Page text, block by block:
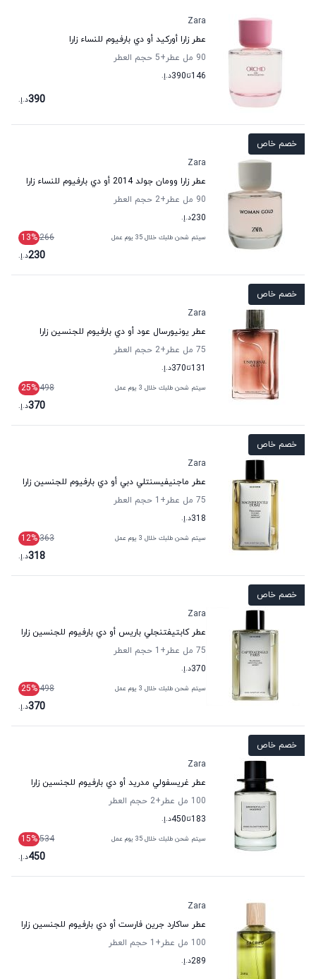
Zara
عطر زارا أوركيد أو دي بارفيوم للنساء زارا
90 مل عطر
+5
حجم العطر
146تا390د.إ.
390د.إ.
خصم خاص
Zara
عطر زارا وومان جولد 2014 أو دي بارفيوم للنساء زارا
90 مل عطر
+2
حجم العطر
230د.إ.
سيتم شحن طلبك خلال 35 يوم عمل 266
13%
230د.إ.
خصم خاص
Zara
عطر يونيورسال عود أو دي بارفيوم للجنسين زارا
75 مل عطر
+2
حجم العطر
131تا370د.إ.
سيتم شحن طلبك خلال 3 يوم عمل 498
25%
370د.إ.
خصم خاص
Zara
عطر ماجنيفيسنتلي دبي أو دي بارفيوم للجنسين زارا
75 مل عطر
+1
حجم العطر
318د.إ.
سيتم شحن طلبك خلال 3 يوم عمل 363
12%
318د.إ.
خصم خاص
Zara
عطر كابتيفتنجلي باريس أو دي بارفيوم للجنسين زارا
75 مل عطر
+1
حجم العطر
370د.إ.
سيتم شحن طلبك خلال 3 يوم عمل 498
25%
370د.إ.
خصم خاص
Zara
عطر غريسفولي مدريد أو دي بارفيوم للجنسين زارا
100 مل عطر
+2
حجم العطر
183تا450د.إ.
سيتم شحن طلبك خلال 35 يوم عمل 534
15%
450د.إ.
Zara
عطر ساكارد جرين فارست أو دي بارفيوم للجنسين زارا
100 مل عطر
+1
حجم العطر
289د.إ.